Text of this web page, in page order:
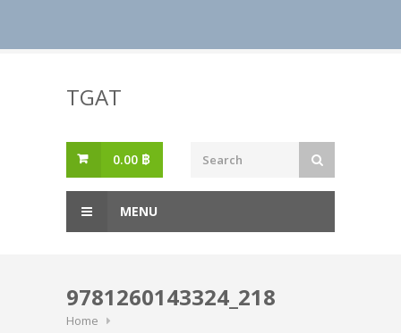
TGAT
0.00 ฿
MENU
9781260143324_218
Home